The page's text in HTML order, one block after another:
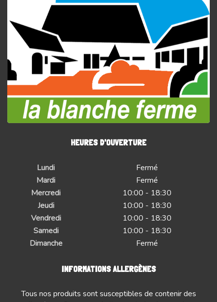
HEURES D'OUVERTURE
Lundi
Fermé
Mardi
Fermé
Mercredi
10:00 - 18:30
Jeudi
10:00 - 18:30
Vendredi
10:00 - 18:30
Samedi
10:00 - 18:30
Dimanche
Fermé
INFORMATIONS ALLERGÈNES
Tous nos produits sont susceptibles de contenir des